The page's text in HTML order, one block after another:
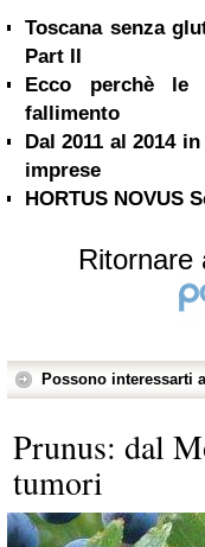
Toscana senza
Part II
Ecco perchè le
fallimento
Dal 2011 al 2014
imprese
HORTUS NOVUS
Ritornare
Possono interessarti
Prunus: dal
tumori